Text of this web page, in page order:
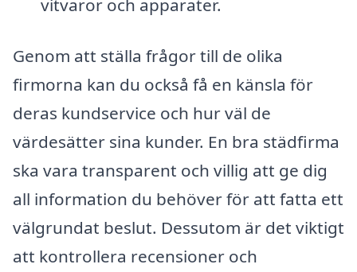
vitvaror och apparater.
Genom att ställa frågor till de olika
firmorna kan du också få en känsla för
deras kundservice och hur väl de
värdesätter sina kunder. En bra städfirma
ska vara transparent och villig att ge dig
all information du behöver för att fatta ett
välgrundat beslut. Dessutom är det viktigt
att kontrollera recensioner och